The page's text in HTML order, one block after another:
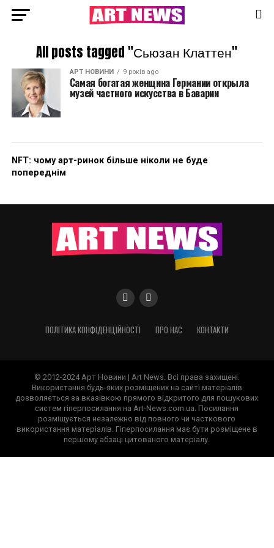
All posts tagged "Сьюзан Клаттен"
АРТ НОВИНИ 9 років ago
Самая богатая женщина Германии открыла
музей частного искусства в Баварии
NFT: чому арт-ринок більше ніколи не буде
попереднім
ПОЛІТИКА КОНФІДЕНЦІЙНОСТІ ПРО НАС КОНТАКТИ
© 2012-2024 Арт Новини | Art News. Всі права захищені.
Використання будь-яких розміщених на сайті матеріалів
дозволяється за вказівкою прямого відкритого для пошукових
систем гіперпосилання на Art-News.com.ua. Посилання
розміщується незалежно від повного чи часткового
використання матеріалів. Гіперпосилання має бути розміщене в
першому абзаці цитованого матеріалу.